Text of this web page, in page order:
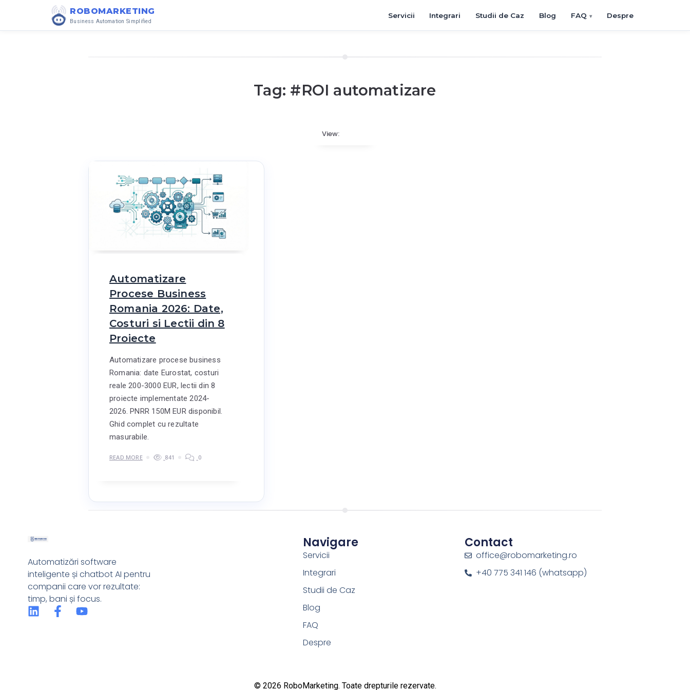
ROBOMARKETING
Business Automation Simplified
Servicii Integrari Studii de Caz Blog FAQ Despre
Tag: #ROI automatizare
View:
Automatizare
Procese Business
Romania 2026: Date,
Costuri si Lectii din 8
Proiecte
Automatizare procese business
Romania: date Eurostat, costuri
reale 200-3000 EUR, lectii din 8
proiecte implementate 2024-
2026. PNRR 150M EUR disponibil.
Ghid complet cu rezultate
masurabile.
READ MORE 841 0
Automatizări software
inteligente și chatbot AI pentru
companii care vor rezultate:
timp, bani și focus.
Navigare
Servicii
Integrari
Studii de Caz
Blog
FAQ
Despre
Contact
office@robomarketing.ro
+40 775 341 146 (whatsapp)
© 2026 RoboMarketing. Toate drepturile rezervate.